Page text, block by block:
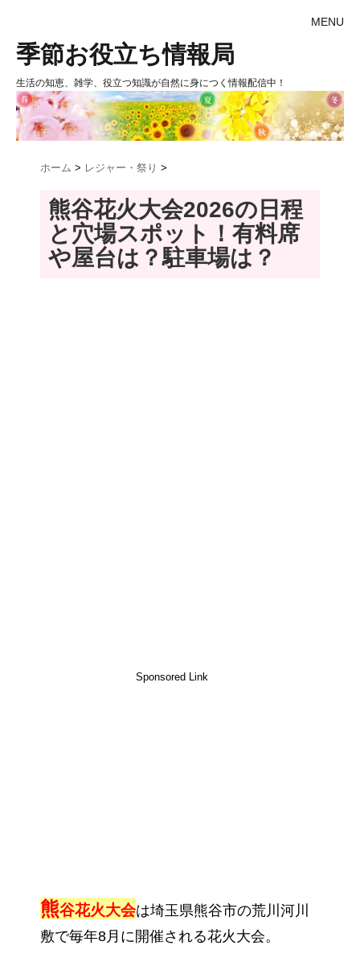
MENU
季節お役立ち情報局
生活の知恵、雑学、役立つ知識が自然に身につく情報配信中！
ホーム > レジャー・祭り >
熊谷花火大会2026の日程
と穴場スポット！有料席
や屋台は？駐車場は？
Sponsored Link
熊谷花火大会は埼玉県熊谷市の荒川河川
敷で毎年8月に開催される花火大会。